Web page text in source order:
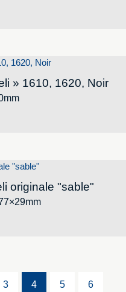
» 1610, 1620, Noir
originale "sable"
3 4 5 6